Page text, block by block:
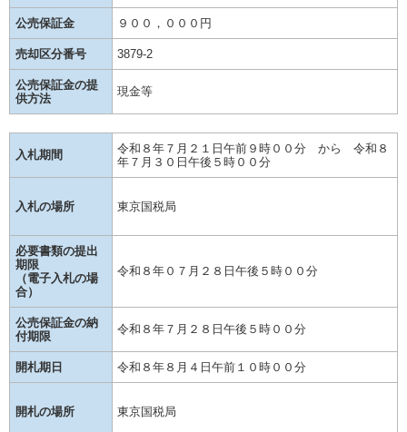
公売保証金 ９００，０００円
売却区分番号 3879-2
公売保証金の提
供方法
現金等
入札期間
令和８年７月２１日午前９時００分 から 令和８
年７月３０日午後５時００分
入札の場所 東京国税局
必要書類の提出
期限
（電子入札の場
合）
令和８年０７月２８日午後５時００分
公売保証金の納
付期限
令和８年７月２８日午後５時００分
開札期日 令和８年８月４日午前１０時００分
開札の場所 東京国税局